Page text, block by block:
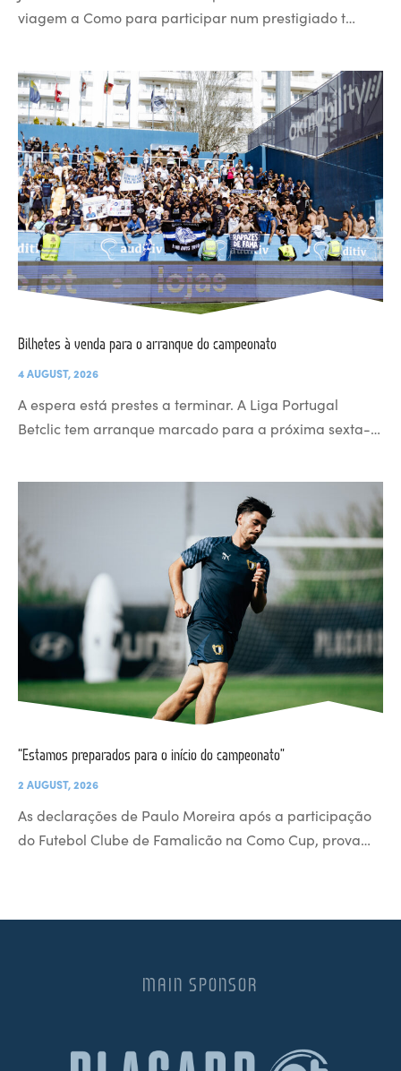
viagem a Como para participar num prestigiado t…
Bilhetes à venda para o arranque do campeonato
4 AUGUST, 2026
A espera está prestes a terminar. A Liga Portugal
Betclic tem arranque marcado para a próxima sexta-…
“Estamos preparados para o início do campeonato”
2 AUGUST, 2026
As declarações de Paulo Moreira após a participação
do Futebol Clube de Famalicão na Como Cup, prova…
MAIN SPONSOR